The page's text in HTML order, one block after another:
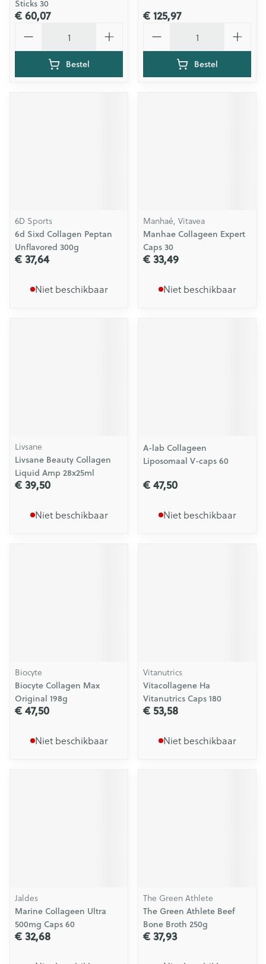
Sticks 30
€ 60,07
Bestel
€ 125,97
Bestel
6D Sports
6d Sixd Collagen Peptan
Unflavored 300g
€ 37,64
Niet beschikbaar
Manhaé, Vitavea
Manhae Collageen Expert
Caps 30
€ 33,49
Niet beschikbaar
Livsane
Livsane Beauty Collagen
Liquid Amp 28x25ml
€ 39,50
Niet beschikbaar
A-lab Collageen
Liposomaal V-caps 60
€ 47,50
Niet beschikbaar
Biocyte
Biocyte Collagen Max
Original 198g
€ 47,50
Niet beschikbaar
Vitanutrics
Vitacollagene Ha
Vitanutrics Caps 180
€ 53,58
Niet beschikbaar
Jaldes
Marine Collageen Ultra
500mg Caps 60
€ 32,68
The Green Athlete
The Green Athlete Beef
Bone Broth 250g
€ 37,93